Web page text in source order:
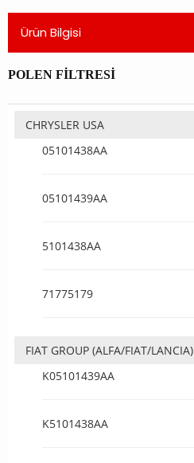
Ürün Bilgisi
POLEN FİLTRESİ
CHRYSLER USA
05101438AA
05101439AA
5101438AA
71775179
FIAT GROUP (ALFA/FIAT/LANCIA)
K05101439AA
K5101438AA